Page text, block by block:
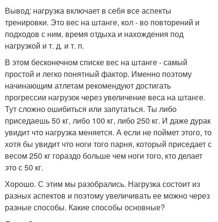
Вывод: нагрузка включает в себя все аспекты
тренировки. Это вес на штанге, кол - во повторений и
подходов с ним, время отдыха и нахождения под
нагрузкой и т. д. и т. п.
В этом бесконечном списке вес на штанге - самый
простой и легко понятный фактор. Именно поэтому
начинающим атлетам рекомендуют достигать
прогрессии нагрузок через увеличение веса на штанге.
Тут сложно ошибиться или запутаться. Ты либо
приседаешь 50 кг, либо 100 кг, либо 250 кг. И даже дурак
увидит что нагрузка меняется. А если не поймет этого, то
хотя бы увидит что ноги того парня, который приседает с
весом 250 кг гораздо больше чем ноги того, кто делает
это с 50 кг.
Хорошо. С этим мы разобрались. Нагрузка состоит из
разных аспектов и поэтому увеличивать ее можно через
разные способы. Какие способы основные?